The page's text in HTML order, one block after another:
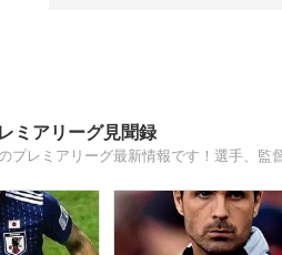
ミアリーグ見聞録
プレミアリーグ最新情報です！選手、監